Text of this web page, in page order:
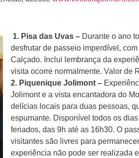
1. Pisa das Uvas – Durante o ano
desfrutar de passeio imperdível,
Calçado. Inclui lembrança da
visita ocorre normalmente. Valor de
2. Piquenique Jolimont –
Jolimont e a vista encantadora do
delícias locais para duas pessoas,
espumante. Disponível todos os
feriados, das 9h até as 16h30. O
visitantes são livres para
experiência não pode ser realizada